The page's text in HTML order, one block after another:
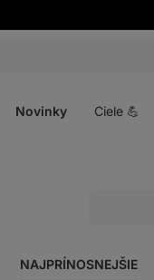
Novinky Ciele 💪
NAJPRÍNOSNEJŠIE